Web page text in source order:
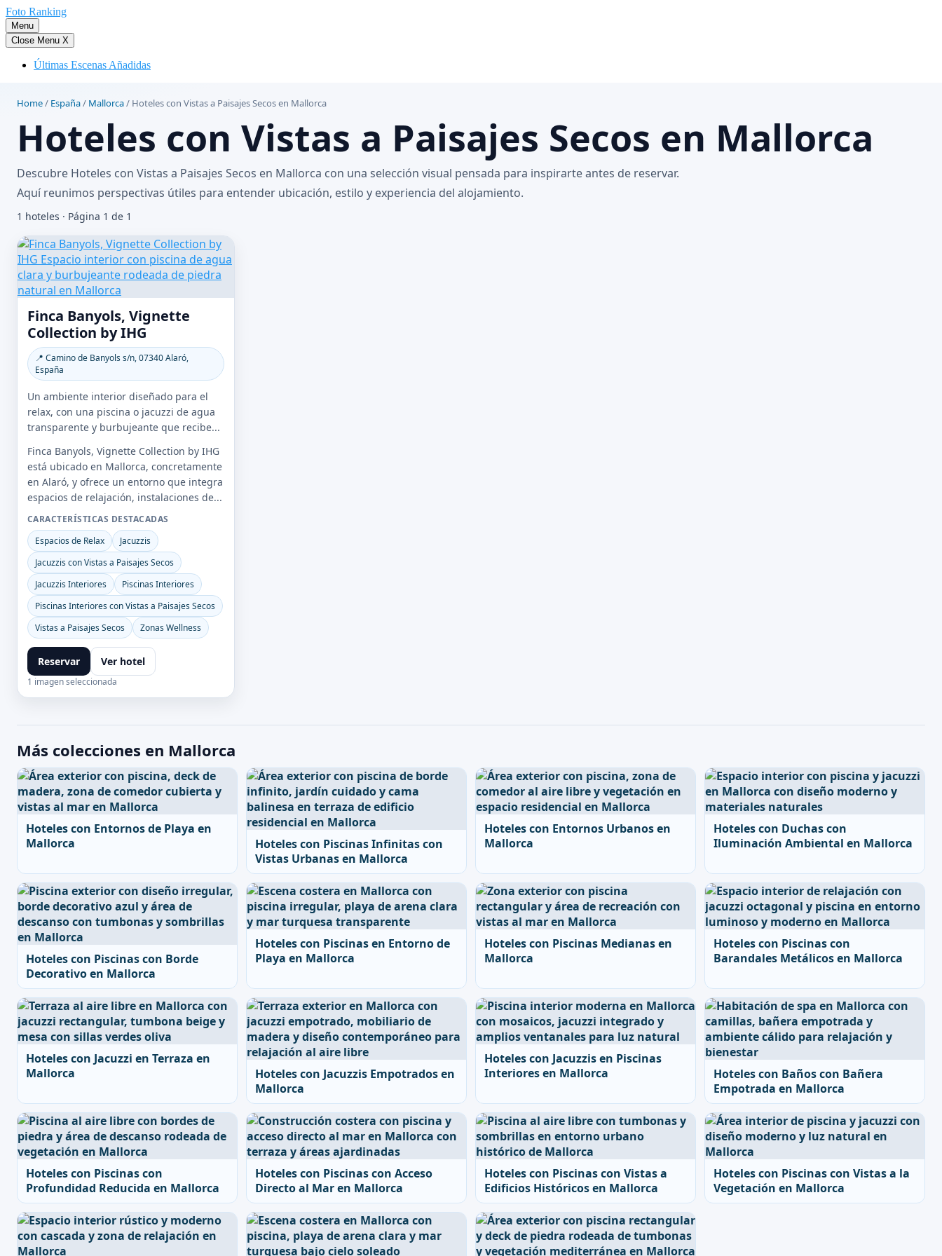
Saltar
al
contenido
Foto Ranking
Menu
Close Menu X
Últimas Escenas Añadidas
Home/ España/ Mallorca/ Hoteles con Vistas a Paisajes Secos en Mallorca
Hoteles con Vistas a Paisajes Secos en Mallorca
Descubre Hoteles con Vistas a Paisajes Secos en Mallorca con una selección visual pensada para inspirarte antes de reservar.
Aquí reunimos perspectivas útiles para entender ubicación, estilo y experiencia del alojamiento.
1 hoteles · Página 1 de 1
Finca Banyols, Vignette
Collection by IHG
📍 Camino de Banyols s/n, 07340 Alaró,
España
Un ambiente interior diseñado para el
relax, con una piscina o jacuzzi de agua
transparente y burbujeante que recibe...
Finca Banyols, Vignette Collection by IHG
está ubicado en Mallorca, concretamente
en Alaró, y ofrece un entorno que integra
espacios de relajación, instalaciones de...
CARACTERÍSTICAS DESTACADAS
Espacios de Relax
Jacuzzis
Jacuzzis con Vistas a Paisajes Secos
Jacuzzis Interiores
Piscinas Interiores
Piscinas Interiores con Vistas a Paisajes Secos
Vistas a Paisajes Secos
Zonas Wellness
Reservar Ver hotel
1 imagen seleccionada
Más colecciones en Mallorca
Hoteles con Entornos de Playa en
Mallorca
Hoteles con Piscinas Infinitas con
Vistas Urbanas en Mallorca
Hoteles con Entornos Urbanos en
Mallorca
Hoteles con Duchas con
Iluminación Ambiental en Mallorca
Hoteles con Piscinas con Borde
Decorativo en Mallorca
Hoteles con Piscinas en Entorno de
Playa en Mallorca
Hoteles con Piscinas Medianas en
Mallorca
Hoteles con Piscinas con
Barandales Metálicos en Mallorca
Hoteles con Jacuzzi en Terraza en
Mallorca
Hoteles con Jacuzzis Empotrados en
Mallorca
Hoteles con Jacuzzis en Piscinas
Interiores en Mallorca
Hoteles con Baños con Bañera
Empotrada en Mallorca
Hoteles con Piscinas con
Profundidad Reducida en Mallorca
Hoteles con Piscinas con Acceso
Directo al Mar en Mallorca
Hoteles con Piscinas con Vistas a
Edificios Históricos en Mallorca
Hoteles con Piscinas con Vistas a la
Vegetación en Mallorca